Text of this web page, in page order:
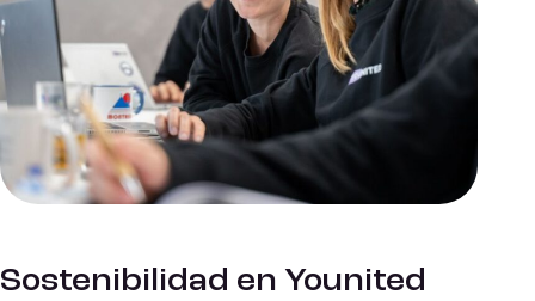
Sostenibilidad en Younited